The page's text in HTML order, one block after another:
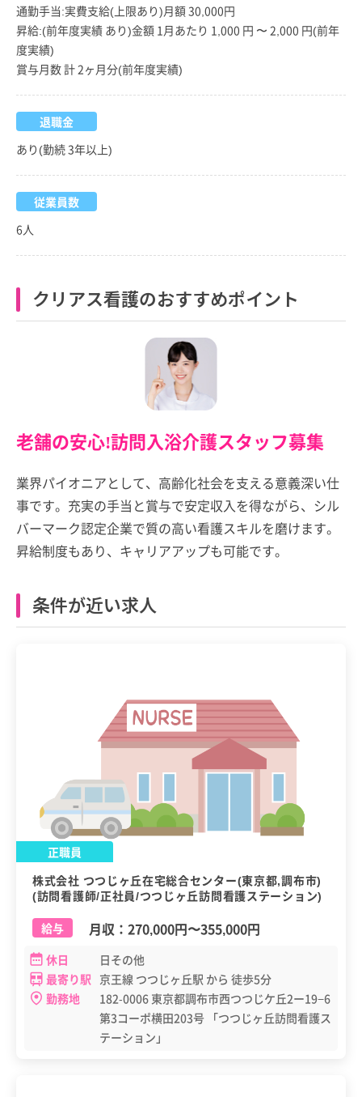
通勤手当:実費支給(上限あり)月額 30,000円
昇給:(前年度実績 あり)金額 1月あたり 1,000 円 〜 2,000 円(前年
度実績)
賞与月数 計 2ヶ月分(前年度実績)
退職金
あり(勤続 3年以上)
従業員数
6人
クリアス看護のおすすめポイント
老舗の安心!訪問入浴介護スタッフ募集
業界パイオニアとして、高齢化社会を支える意義深い仕
事です。充実の手当と賞与で安定収入を得ながら、シル
バーマーク認定企業で質の高い看護スキルを磨けます。
昇給制度もあり、キャリアアップも可能です。
条件が近い求人
正職員
株式会社 つつじヶ丘在宅総合センター(東京都,調布市)
(訪問看護師/正社員/つつじヶ丘訪問看護ステーション)
給与
月収： 270,000円〜355,000円
休日
日その他
最寄り駅 京王線 つつじヶ丘駅 から 徒歩5分
勤務地
182-0006 東京都調布市西つつじケ丘2ー19−6
第3コーポ横田203号 「つつじヶ丘訪問看護ス
テーション」